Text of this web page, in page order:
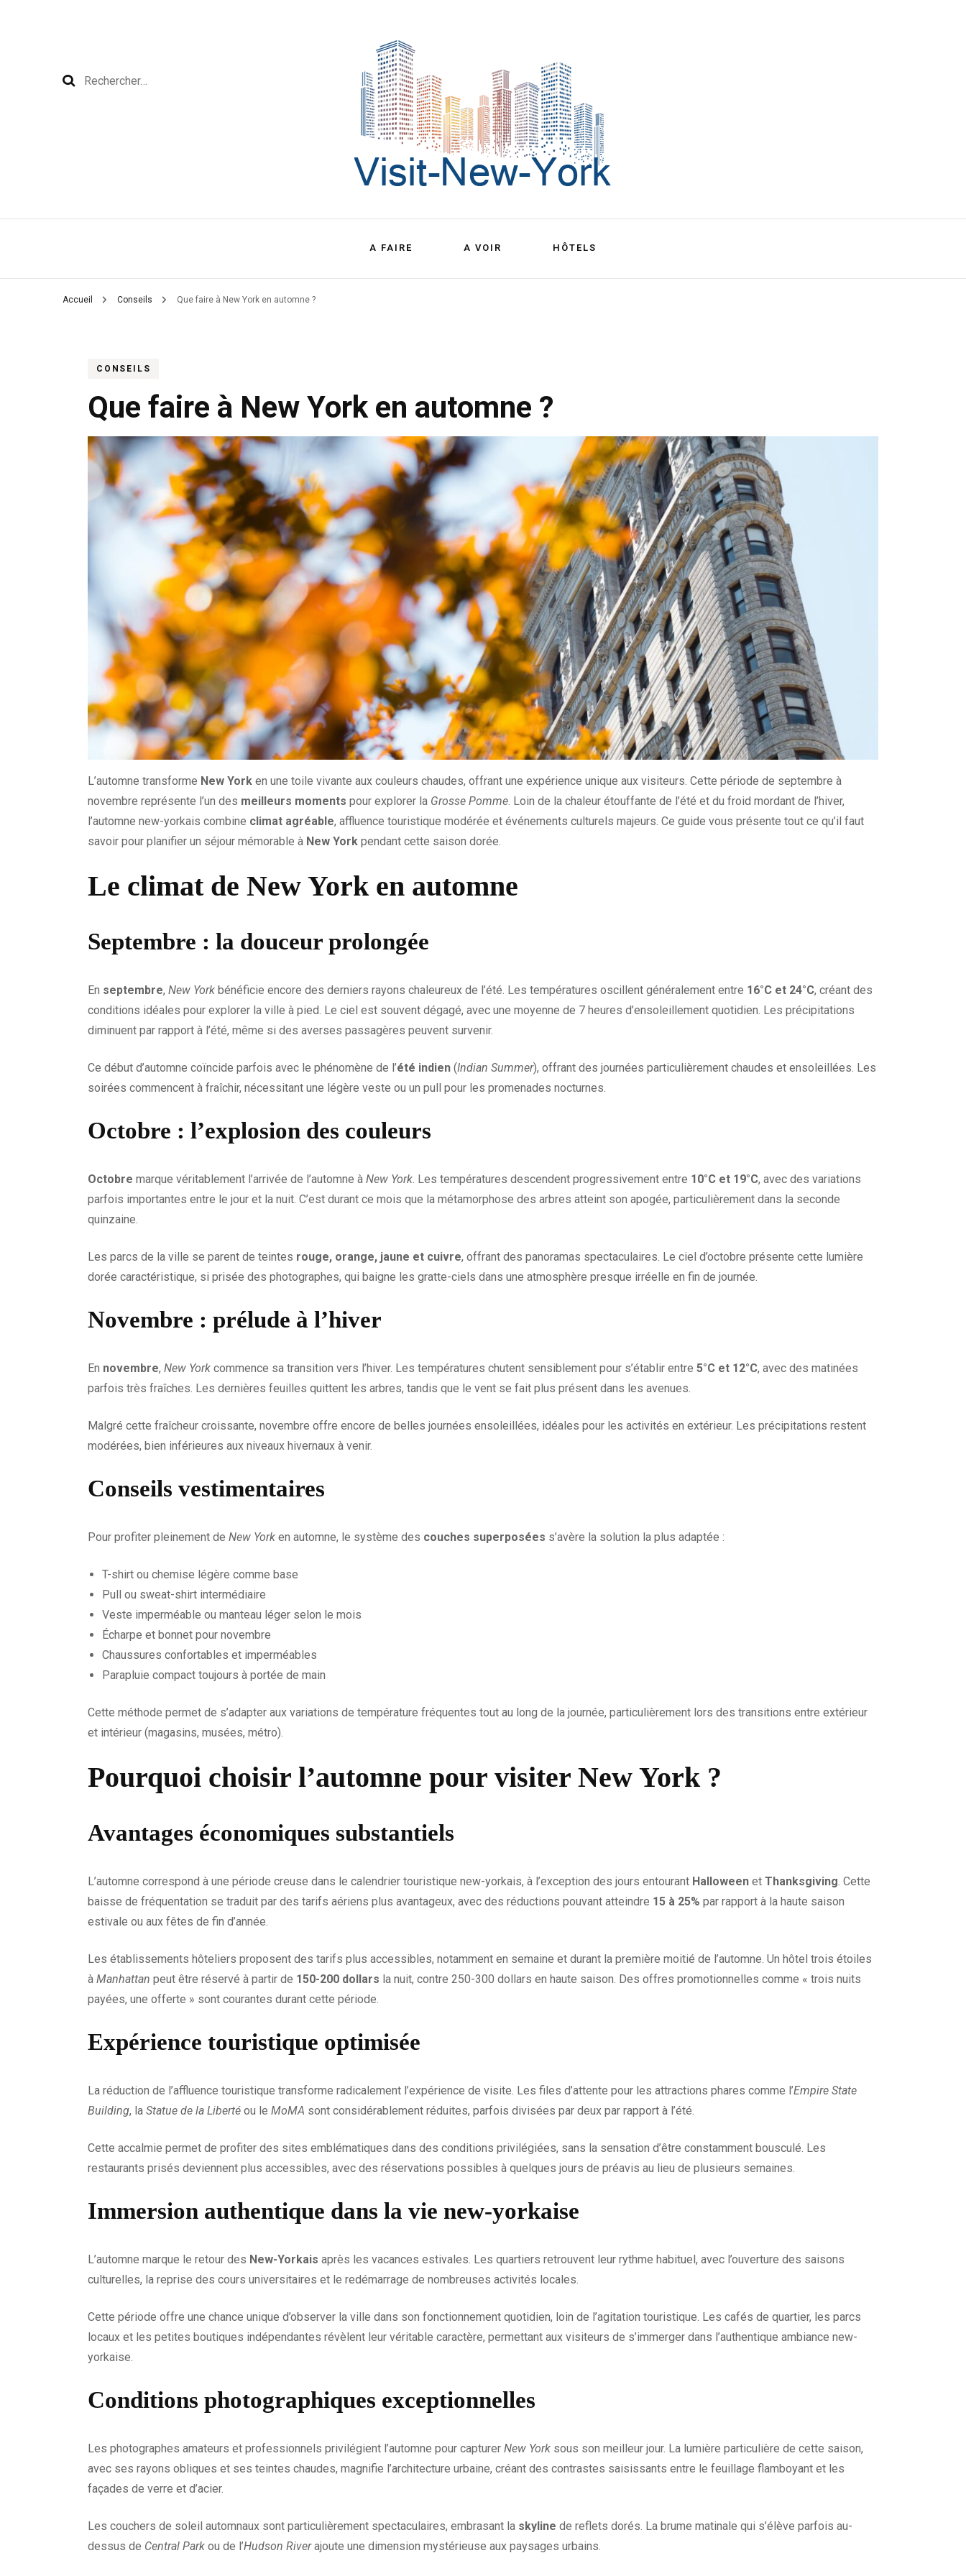
Rechercher :
Visit New York | New
York City
A FAIRE A VOIR HÔTELS
Accueil Conseils Que faire à New York en automne ?
CONSEILS
Que faire à New York en automne ?
L’automne transforme New York en une toile vivante aux couleurs chaudes, offrant une expérience unique aux visiteurs. Cette période de septembre à
novembre représente l’un des meilleurs moments pour explorer la Grosse Pomme . Loin de la chaleur étouffante de l’été et du froid mordant de l’hiver,
l’automne new-yorkais combine climat agréable, affluence touristique modérée et événements culturels majeurs. Ce guide vous présente tout ce qu’il faut
savoir pour planifier un séjour mémorable à New York pendant cette saison dorée.
Le climat de New York en automne
Septembre : la douceur prolongée
En septembre, New York bénéficie encore des derniers rayons chaleureux de l’été. Les températures oscillent généralement entre 16°C et 24°C, créant des
conditions idéales pour explorer la ville à pied. Le ciel est souvent dégagé, avec une moyenne de 7 heures d’ensoleillement quotidien. Les précipitations
diminuent par rapport à l’été, même si des averses passagères peuvent survenir.
Ce début d’automne coïncide parfois avec le phénomène de l’été indien (Indian Summer), offrant des journées particulièrement chaudes et ensoleillées. Les
soirées commencent à fraîchir, nécessitant une légère veste ou un pull pour les promenades nocturnes.
Octobre : l’explosion des couleurs
Octobre marque véritablement l’arrivée de l’automne à New York . Les températures descendent progressivement entre 10°C et 19°C, avec des variations
parfois importantes entre le jour et la nuit. C’est durant ce mois que la métamorphose des arbres atteint son apogée, particulièrement dans la seconde
quinzaine.
Les parcs de la ville se parent de teintes rouge, orange, jaune et cuivre, offrant des panoramas spectaculaires. Le ciel d’octobre présente cette lumière
dorée caractéristique, si prisée des photographes, qui baigne les gratte-ciels dans une atmosphère presque irréelle en fin de journée.
Novembre : prélude à l’hiver
En novembre, New York commence sa transition vers l’hiver. Les températures chutent sensiblement pour s’établir entre 5°C et 12°C, avec des matinées
parfois très fraîches. Les dernières feuilles quittent les arbres, tandis que le vent se fait plus présent dans les avenues.
Malgré cette fraîcheur croissante, novembre offre encore de belles journées ensoleillées, idéales pour les activités en extérieur. Les précipitations restent
modérées, bien inférieures aux niveaux hivernaux à venir.
Conseils vestimentaires
Pour profiter pleinement de New York en automne, le système des couches superposées s’avère la solution la plus adaptée :
T-shirt ou chemise légère comme base
Pull ou sweat-shirt intermédiaire
Veste imperméable ou manteau léger selon le mois
Écharpe et bonnet pour novembre
Chaussures confortables et imperméables
Parapluie compact toujours à portée de main
Cette méthode permet de s’adapter aux variations de température fréquentes tout au long de la journée, particulièrement lors des transitions entre extérieur
et intérieur (magasins, musées, métro).
Pourquoi choisir l’automne pour visiter New York ?
Avantages économiques substantiels
L’automne correspond à une période creuse dans le calendrier touristique new-yorkais, à l’exception des jours entourant Halloween et Thanksgiving. Cette
baisse de fréquentation se traduit par des tarifs aériens plus avantageux, avec des réductions pouvant atteindre 15 à 25% par rapport à la haute saison
estivale ou aux fêtes de fin d’année.
Les établissements hôteliers proposent des tarifs plus accessibles, notamment en semaine et durant la première moitié de l’automne. Un hôtel trois étoiles
à Manhattan peut être réservé à partir de 150-200 dollars la nuit, contre 250-300 dollars en haute saison. Des offres promotionnelles comme « trois nuits
payées, une offerte » sont courantes durant cette période.
Expérience touristique optimisée
La réduction de l’affluence touristique transforme radicalement l’expérience de visite. Les files d’attente pour les attractions phares comme l’Empire State
Building, la Statue de la Liberté ou le MoMA sont considérablement réduites, parfois divisées par deux par rapport à l’été.
Cette accalmie permet de profiter des sites emblématiques dans des conditions privilégiées, sans la sensation d’être constamment bousculé. Les
restaurants prisés deviennent plus accessibles, avec des réservations possibles à quelques jours de préavis au lieu de plusieurs semaines.
Immersion authentique dans la vie new-yorkaise
L’automne marque le retour des New-Yorkais après les vacances estivales. Les quartiers retrouvent leur rythme habituel, avec l’ouverture des saisons
culturelles, la reprise des cours universitaires et le redémarrage de nombreuses activités locales.
Cette période offre une chance unique d’observer la ville dans son fonctionnement quotidien, loin de l’agitation touristique. Les cafés de quartier, les parcs
locaux et les petites boutiques indépendantes révèlent leur véritable caractère, permettant aux visiteurs de s’immerger dans l’authentique ambiance new-
yorkaise.
Conditions photographiques exceptionnelles
Les photographes amateurs et professionnels privilégient l’automne pour capturer New York sous son meilleur jour. La lumière particulière de cette saison,
avec ses rayons obliques et ses teintes chaudes, magnifie l’architecture urbaine, créant des contrastes saisissants entre le feuillage flamboyant et les
façades de verre et d’acier.
Les couchers de soleil automnaux sont particulièrement spectaculaires, embrasant la skyline de reflets dorés. La brume matinale qui s’élève parfois au-
dessus de Central Park ou de l’Hudson Riverajoute une dimension mystérieuse aux paysages urbains.